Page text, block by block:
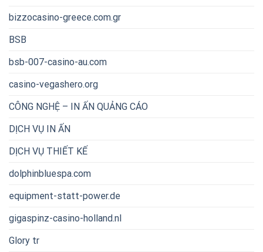
bizzocasino-greece.com.gr
BSB
bsb-007-casino-au.com
casino-vegashero.org
CÔNG NGHỆ – IN ẤN QUẢNG CÁO
DỊCH VỤ IN ẤN
DỊCH VỤ THIẾT KẾ
dolphinbluespa.com
equipment-statt-power.de
gigaspinz-casino-holland.nl
Glory tr